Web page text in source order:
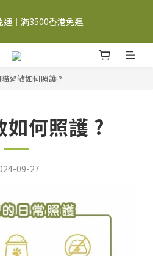
員權益>
運｜滿3500香港免運
會員➤每月獨享最高$200購物金 <詳
會員權益>
過敏如何照護 ?
如何照護 ?
09-27